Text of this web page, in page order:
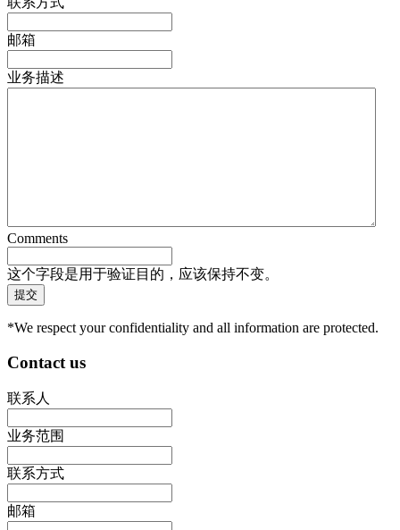
邮箱
业务描述
Comments
这个字段是用于验证目的，应该保持不变。
*We respect your confidentiality and all information are protected.
Contact us
联系人
业务范围
联系方式
邮箱